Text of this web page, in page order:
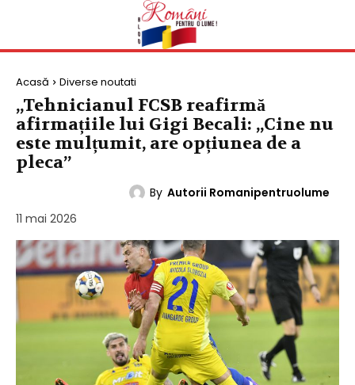
Acasă Diverse noutati
„Tehnicianul FCSB reafirmă
afirmațiile lui Gigi Becali: „Cine nu
este mulțumit, are opțiunea de a
pleca”
By Autorii Romanipentruolume
11 mai 2026